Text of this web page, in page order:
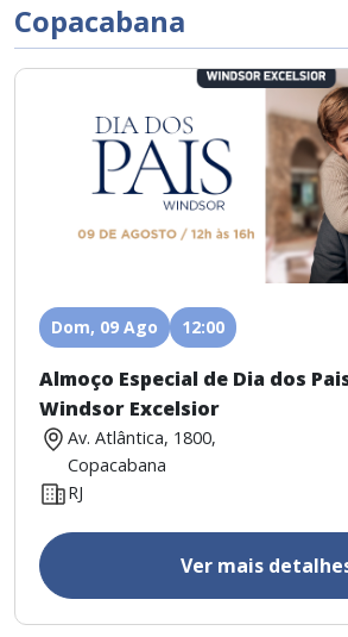
Copacabana
Dom, 09 Ago 12:00
Almoço Especial de Dia dos
Windsor Excelsior
Av. Atlântica, 1800,
Copacabana
RJ
Ver mais